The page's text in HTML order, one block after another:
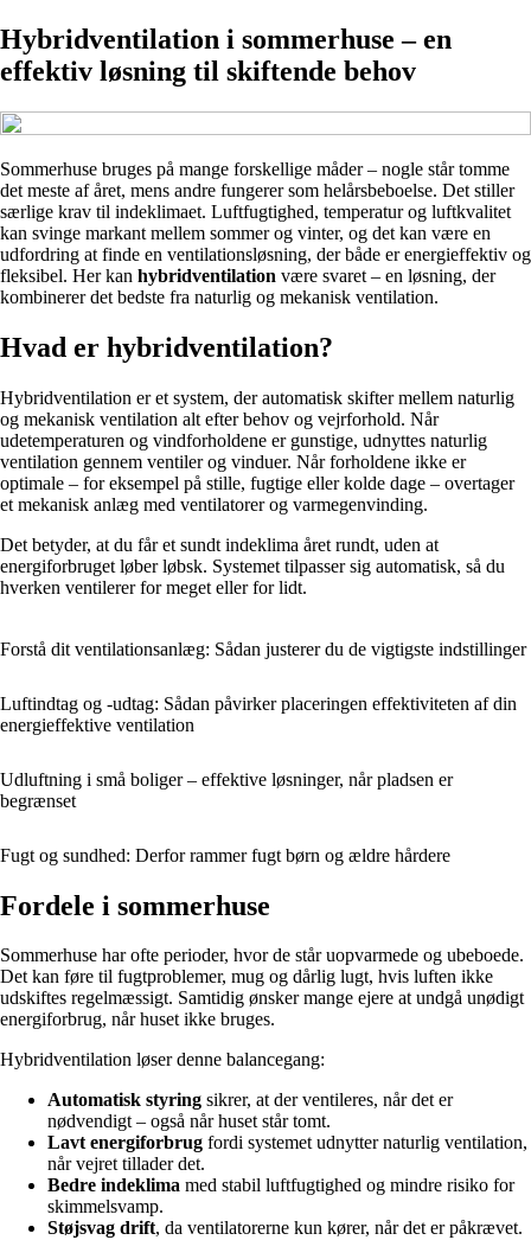
Hybridventilation i sommerhuse – en
effektiv løsning til skiftende behov
Sommerhuse bruges på mange forskellige måder – nogle står tomme
det meste af året, mens andre fungerer som helårsbeboelse. Det stiller
særlige krav til indeklimaet. Luftfugtighed, temperatur og luftkvalitet
kan svinge markant mellem sommer og vinter, og det kan være en
udfordring at finde en ventilationsløsning, der både er energieffektiv og
fleksibel. Her kan hybridventilation være svaret – en løsning, der
kombinerer det bedste fra naturlig og mekanisk ventilation.
Hvad er hybridventilation?
Hybridventilation er et system, der automatisk skifter mellem naturlig
og mekanisk ventilation alt efter behov og vejrforhold. Når
udetemperaturen og vindforholdene er gunstige, udnyttes naturlig
ventilation gennem ventiler og vinduer. Når forholdene ikke er
optimale – for eksempel på stille, fugtige eller kolde dage – overtager
et mekanisk anlæg med ventilatorer og varmegenvinding.
Det betyder, at du får et sundt indeklima året rundt, uden at
energiforbruget løber løbsk. Systemet tilpasser sig automatisk, så du
hverken ventilerer for meget eller for lidt.
Forstå dit ventilationsanlæg: Sådan justerer du de vigtigste indstillinger
Luftindtag og -udtag: Sådan påvirker placeringen effektiviteten af din
energieffektive ventilation
Udluftning i små boliger – effektive løsninger, når pladsen er
begrænset
Fugt og sundhed: Derfor rammer fugt børn og ældre hårdere
Fordele i sommerhuse
Sommerhuse har ofte perioder, hvor de står uopvarmede og ubeboede.
Det kan føre til fugtproblemer, mug og dårlig lugt, hvis luften ikke
udskiftes regelmæssigt. Samtidig ønsker mange ejere at undgå unødigt
energiforbrug, når huset ikke bruges.
Hybridventilation løser denne balancegang:
Automatisk styring sikrer, at der ventileres, når det er
nødvendigt – også når huset står tomt.
Lavt energiforbrug fordi systemet udnytter naturlig ventilation,
når vejret tillader det.
Bedre indeklima med stabil luftfugtighed og mindre risiko for
skimmelsvamp.
Støjsvag drift, da ventilatorerne kun kører, når det er påkrævet.